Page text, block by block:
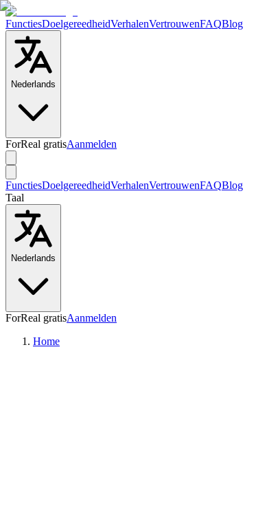
FunctiesDoelgereedheidVerhalenVertrouwenFAQBlog
Nederlands
ForReal gratisAanmelden
FunctiesDoelgereedheidVerhalenVertrouwenFAQBlog
Taal
Nederlands
ForReal gratisAanmelden
Home